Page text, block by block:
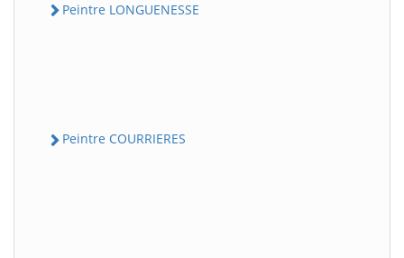
Peintre LONGUENESSE
Peintre COURRIERES